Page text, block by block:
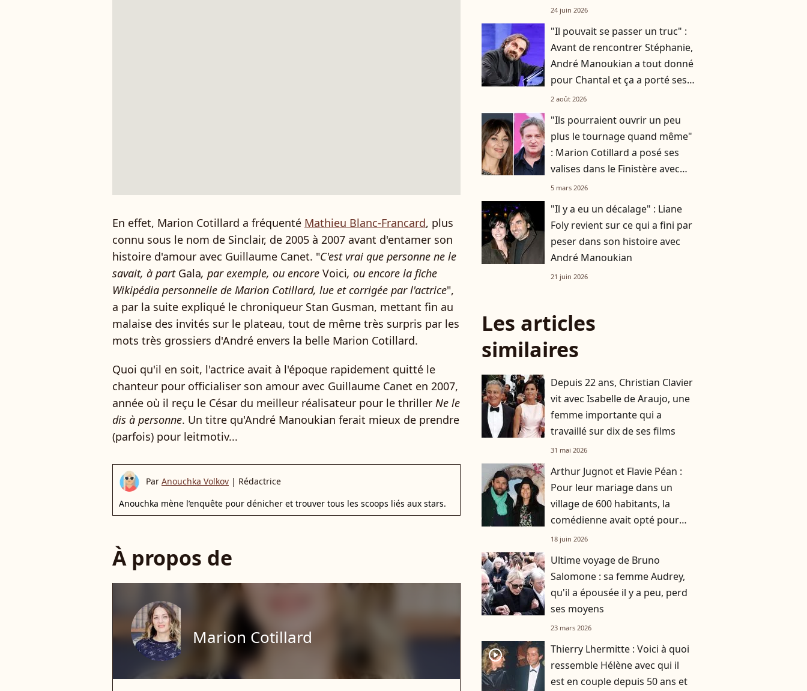
En effet, Marion Cotillard a fréquenté Mathieu Blanc-Francard, plus
connu sous le nom de Sinclair, de 2005 à 2007 avant d'entamer son
histoire d'amour avec Guillaume Canet. "C'est vrai que personne ne le
savait, à part Gala, par exemple, ou encore Voici, ou encore la fiche
Wikipédia personnelle de Marion Cotillard, lue et corrigée par l'actrice",
a par la suite expliqué le chroniqueur Stan Gusman, mettant fin au
malaise des invités sur le plateau, tout de même très surpris par les
mots très grossiers d'André envers la belle Marion Cotillard.
Quoi qu'il en soit, l'actrice avait à l'époque rapidement quitté le
chanteur pour officialiser son amour avec Guillaume Canet en 2007,
année où il reçu le César du meilleur réalisateur pour le thriller Ne le
dis à personne. Un titre qu'André Manoukian ferait mieux de prendre
(parfois) pour leitmotiv...
Par Anouchka Volkov | Rédactrice
Anouchka mène l’enquête pour dénicher et trouver tous les scoops liés aux stars.
À propos de
Marion Cotillard
!
24 juin 2026
"Il pouvait se passer un truc" :
Avant de rencontrer Stéphanie,
André Manoukian a tout donné
pour Chantal et ça a porté ses
fruits
2 août 2026
"Ils pourraient ouvrir un peu
plus le tournage quand même"
: Marion Cotillard a posé ses
valises dans le Finistère avec
Benoît Magimel
5 mars 2026
"Il y a eu un décalage" : Liane
Foly revient sur ce qui a fini par
peser dans son histoire avec
André Manoukian
21 juin 2026
Les articles
similaires
Depuis 22 ans, Christian Clavier
vit avec Isabelle de Araujo, une
femme importante qui a
travaillé sur dix de ses films
31 mai 2026
Arthur Jugnot et Flavie Péan :
Pour leur mariage dans un
village de 600 habitants, la
comédienne avait opté pour
une robe originale d'une
18 juin 2026
Ultime voyage de Bruno
Salomone : sa femme Audrey,
qu'il a épousée il y a peu, perd
ses moyens
23 mars 2026
player2
Thierry Lhermitte : Voici à quoi
ressemble Hélène avec qui il
est en couple depuis 50 ans et